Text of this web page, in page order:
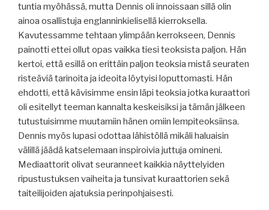
tuntia myöhässä, mutta Dennis oli innoissaan sillä olin
ainoa osallistuja englanninkielisellä kierroksella.
Kavutessamme tehtaan ylimpään kerrokseen, Dennis
painotti ettei ollut opas vaikka tiesi teoksista paljon. Hän
kertoi, että esillä on erittäin paljon teoksia mistä seuraten
risteäviä tarinoita ja ideoita löytyisi loputtomasti. Hän
ehdotti, että kävisimme ensin läpi teoksia jotka kuraattori
oli esitellyt teeman kannalta keskeisiksi ja tämän jälkeen
tutustuisimme muutamiin hänen omiin lempiteoksiinsa.
Dennis myös lupasi odottaa lähistöllä mikäli haluaisin
välillä jäädä katselemaan inspiroivia juttuja omineni.
Mediaattorit olivat seuranneet kaikkia näyttelyiden
ripustustuksen vaiheita ja tunsivat kuraattorien sekä
taiteilijoiden ajatuksia perinpohjaisesti.